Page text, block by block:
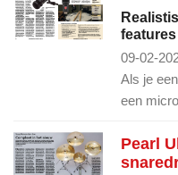
features
09-02-
Als je
een
Pearl